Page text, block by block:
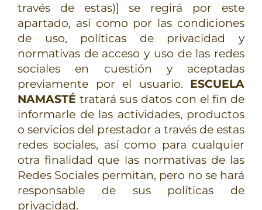
través de estas)] se regirá por este
apartado, así como por las condiciones
de uso, políticas de privacidad y
normativas de acceso y uso de las redes
sociales en cuestión y aceptadas
previamente por el usuario. ESCUELA
NAMASTÉ tratará sus datos con el fin de
informarle de las actividades, productos
o servicios del prestador a través de estas
redes sociales, así como para cualquier
otra finalidad que las normativas de las
Redes Sociales permitan, pero no se hará
responsable de sus políticas de
privacidad.